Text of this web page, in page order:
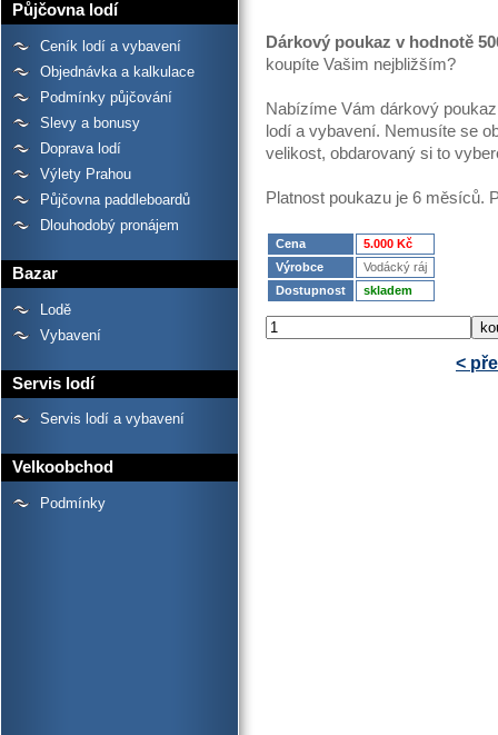
Půjčovna lodí
Ceník lodí a vybavení
Objednávka a kalkulace
Podmínky půjčování
Slevy a bonusy
Doprava lodí
Výlety Prahou
Půjčovna paddleboardů
Dlouhodobý pronájem
Bazar
Lodě
Vybavení
Servis lodí
Servis lodí a vybavení
Velkoobchod
Podmínky
Dárkový poukaz v hodnotě
koupíte Vašim nejbližším?
Nabízíme Vám dárkový
lodí a vybavení. Nemusíte se
velikost, obdarovaný si to
Platnost poukazu je 6 měsíců.
Cena
5.000 Kč
Výrobce
Vodácký ráj
Dostupnost
skladem
<